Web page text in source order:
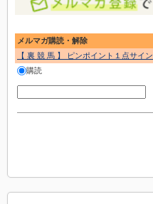
メルマガ購読・解除
【 裏 競 馬 】 ピンポイント１点サイン
購読